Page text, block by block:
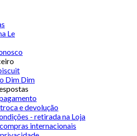
Le
Dim Dim
e devolução
- retirada na Loja
internacionais